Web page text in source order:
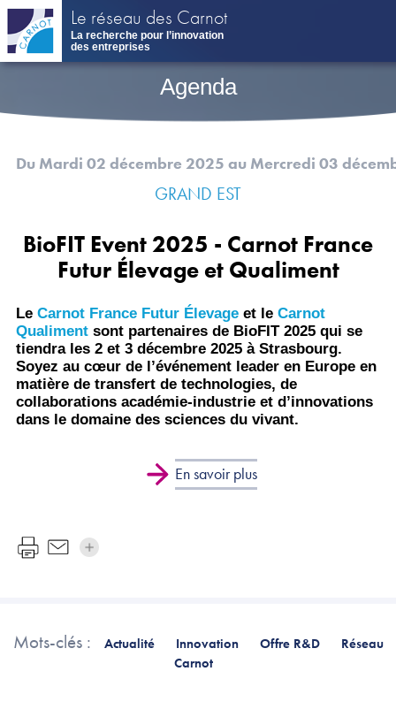
Aller
contenu
principal
Le réseau des Carnot
La recherche pour l’innovation
des entreprises
Agenda
Du Mardi 02 décembre 2025 au Mercredi 03
GRAND EST
BioFIT Event 2025 - Carnot France
Futur Élevage et Qualiment
Le Carnot France Futur Élevageet le Carnot
Qualimentsont partenaires de BioFIT 2025 qui se
tiendra les 2 et 3 décembre 2025 à Strasbourg.
Soyez au cœur de l’événement leader en Europe en
matière de transfert de technologies, de
collaborations académie-industrie et d’innovations
dans le domaine des sciences du vivant.
En savoir plus
Mots-clés : Actualité Innovation Offre R&D
Réseau
Carnot